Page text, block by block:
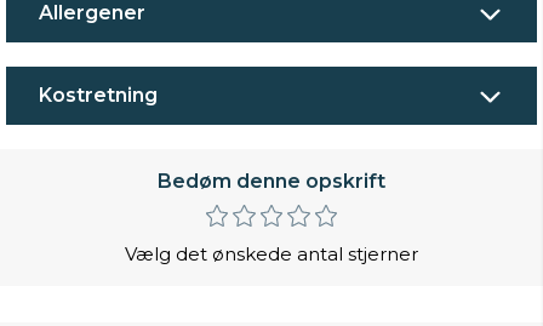
Allergener
Kostretning
Bedøm denne opskrift
Vælg det ønskede antal stjerner